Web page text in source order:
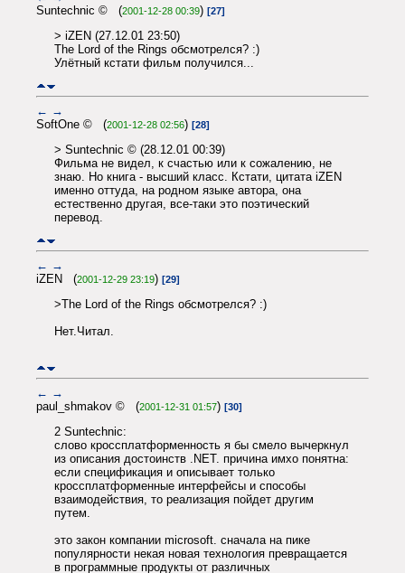
Suntechnic © (2001-12-28 00:39) [27]
> iZEN (27.12.01 23:50)
The Lord of the Rings обсмотрелся? :)
Улётный кстати фильм получился...
← →
SoftOne © (2001-12-28 02:56) [28]
> Suntechnic © (28.12.01 00:39)
Фильма не видел, к счастью или к сожалению, не
знаю. Но книга - высший класс. Кстати, цитата iZEN
именно оттуда, на родном языке автора, она
естественно другая, все-таки это поэтический
перевод.
← →
iZEN (2001-12-29 23:19) [29]
>The Lord of the Rings обсмотрелся? :)
Нет.Читал.
← →
paul_shmakov © (2001-12-31 01:57) [30]
2 Suntechnic:
слово кроссплатформенность я бы смело вычеркнул
из описания достоинств .NET. причина имхо понятна:
если спецификация и описывает только
кроссплатформенные интерфейсы и способы
взаимодействия, то реализация пойдет другим
путем.
это закон компании microsoft. сначала на пике
популярности некая новая технология превращается
в программные продукты от различных